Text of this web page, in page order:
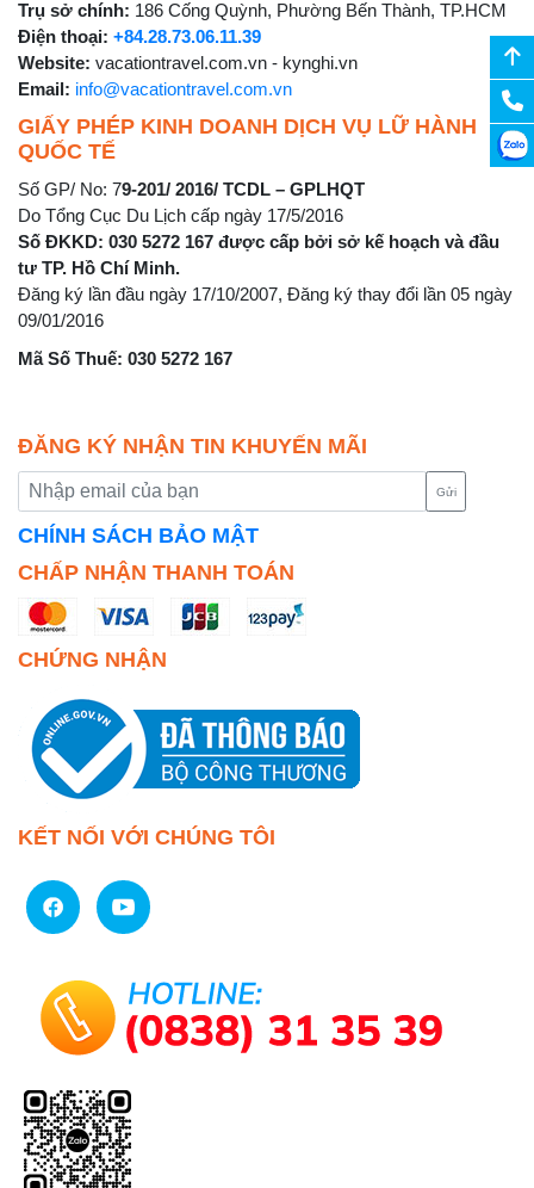
Trụ sở chính: 186 Cống Quỳnh, Phường Bến Thành, TP.HCM
Điện thoại: +84.28.73.06.11.39
Website: vacationtravel.com.vn - kynghi.vn
Email: info@vacationtravel.com.vn
GIẤY PHÉP KINH DOANH DỊCH VỤ LỮ HÀNH
QUỐC TẾ
Số GP/ No: 79-201/ 2016/ TCDL – GPLHQT
Do Tổng Cục Du Lịch cấp ngày 17/5/2016
Số ĐKKD: 030 5272 167 được cấp bởi sở kế hoạch và đầu
tư TP. Hồ Chí Minh.
Đăng ký lần đầu ngày 17/10/2007, Đăng ký thay đổi lần 05 ngày
09/01/2016
Mã Số Thuế: 030 5272 167
ĐĂNG KÝ NHẬN TIN KHUYẾN MÃI
Gửi
CHÍNH SÁCH BẢO MẬT
CHẤP NHẬN THANH TOÁN
CHỨNG NHẬN
KẾT NỐI VỚI CHÚNG TÔI